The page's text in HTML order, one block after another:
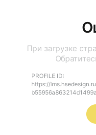
При загрузке
PROFILE ID:
https://